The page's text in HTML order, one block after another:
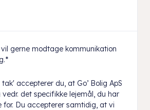
gerne modtage kommunikation
*
accepterer du, at Go’ Bolig ApS
det specifikke lejemål, du har
for. Du accepterer samtidig, at vi